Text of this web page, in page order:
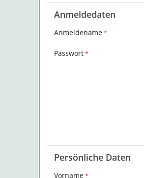
Anmeldedaten
Anmeldename*
Passwort*
Persönliche Daten
Vorname*